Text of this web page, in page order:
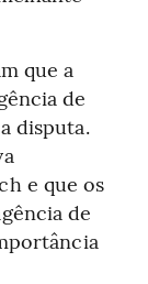
que a
de
disputa.
e que os
de